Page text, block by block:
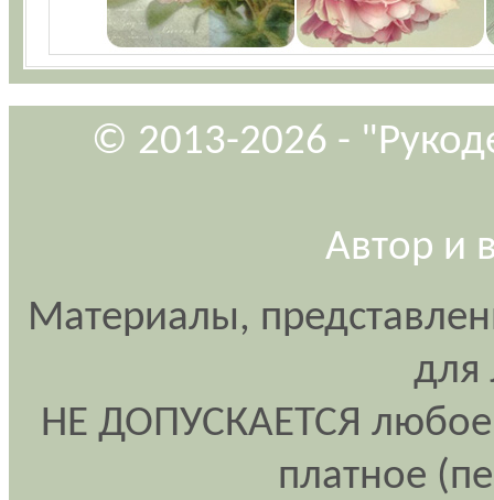
© 2013-2026 -
Автор и
Материалы,
для
НЕ ДОПУСКАЕТСЯ любое
платное